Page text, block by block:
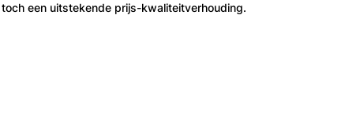
een uitstekende prijs-kwaliteitverhouding.